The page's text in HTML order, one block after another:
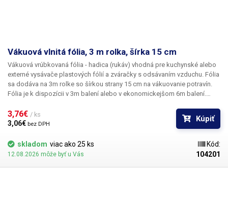
Vákuová vlnitá fólia, 3 m rolka, šírka 15 cm
Vákuová vrúbkovaná fólia - hadica (rukáv) vhodná pre kuchynské alebo
externé vysávače plastových fólií a zváračky s odsávaním vzduchu. Fólia
sa dodáva na 3m rolke so šírkou strany 15 cm na vákuovanie potravín.
Fólia je k dispozícii v 3m balení alebo v ekonomickejšom 6m balení.
druhá strana je priehľadná. Dĺžku fólie je možné skrátiť podľa vašich
potrieb. Materiál je mechanicky odolný, zdravotne nezávadný, vhodný na
možné zamraziť. Táto fólia je vhodná aj na šetrné nízkoteplotné varenie
Sous-Vide. Okrem potravín možno vo fólii vákuovať aj iné predmety (čaj,
3,76€ / ks
3,06€ bez DPH
Kúpiť
skladom viac ako 25 ks
12.08.2026 môže byť u Vás
Kód:
104201